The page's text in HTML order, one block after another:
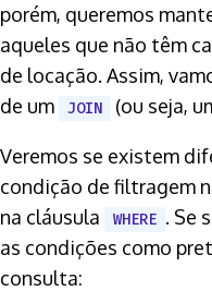
porém, queremos
aqueles que não têm
de locação. Assim,
de um
JOIN (ou seja,
Veremos se existem
condição de filtragem
na cláusula
WHERE . Se
as condições como
consulta: